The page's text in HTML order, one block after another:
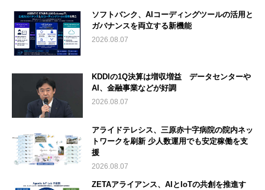
ソフトバンク、AIコーディングツールの活用と
ガバナンスを両立する新機能
2026.08.07
KDDIの1Q決算は増収増益 データセンターや
AI、金融事業などが好調
2026.08.07
アライドテレシス、三原赤十字病院の院内ネッ
トワークを刷新 少人数運用でも安定稼働を支
援
2026.08.07
ZETAアライアンス、AIとIoTの共創を推進す